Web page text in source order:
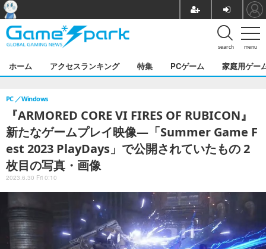
menu
search
ホーム アクセスランキング 特集 PCゲーム 家庭用ゲー
『ARMORED CORE VI FIRES OF RUBICON』
新たなゲームプレイ映像―「Summer Game F
est 2023 PlayDays」で公開されていたもの 2
枚目の写真・画像
PC Windows
2023.6.30 Fri 0:10